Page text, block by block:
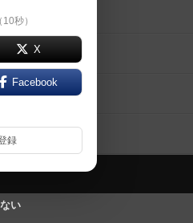
秒）
X
Facebook
録
い